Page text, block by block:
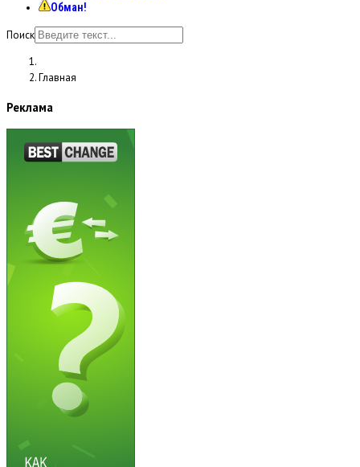
Обман!
Поиск
Главная
Реклама